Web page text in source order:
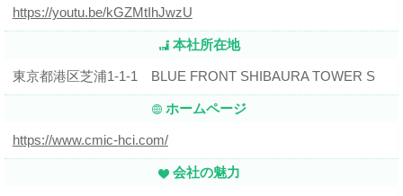
https://youtu.be/kGZMtIhJwzU
本社所在地
東京都港区芝浦1-1-1 BLUE FRONT SHIBAURA TOWER S
ホームページ
https://www.cmic-hci.com/
会社の魅力